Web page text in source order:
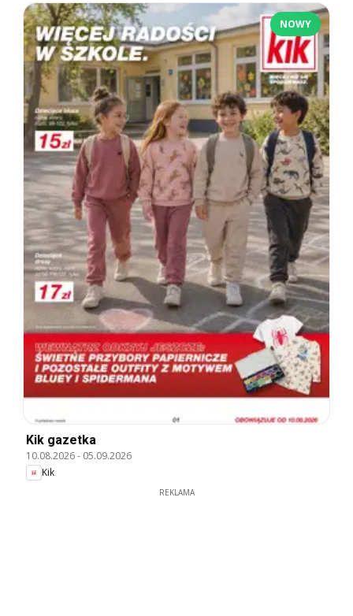
NOWY
Kik gazetka
10.08.2026- 05.09.2026
Kik
REKLAMA